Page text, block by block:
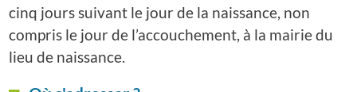
cinq jours suivant le jour de la naissance, non
compris le jour de l’accouchement, à la mairie du
lieu de naissance.